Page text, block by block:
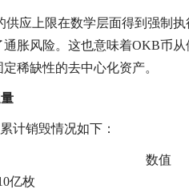
供应上限在数学层面得到强制
胀风险。这也意味着OKB币
稀缺性的去中心化资产。
计销毁情况如下：
数值
亿枚